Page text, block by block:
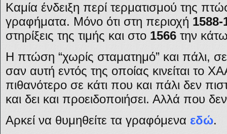
Καμία ένδειξη περί τερματισμού της
γραφήματα. Μόνο ότι στη περιοχή 1588-
στηρίξεις της τιμής και στο 1566 την
Η πτώση “χωρίς σταματημό” και πάλι,
σαν αυτή εντός της οποίας κινείται το
πιθανότερο σε κάτι που και πάλι δεν
και δει και προειδοποιήσει. Αλλά που
Αρκεί να θυμηθείτε τα γραφόμενα εδώ.